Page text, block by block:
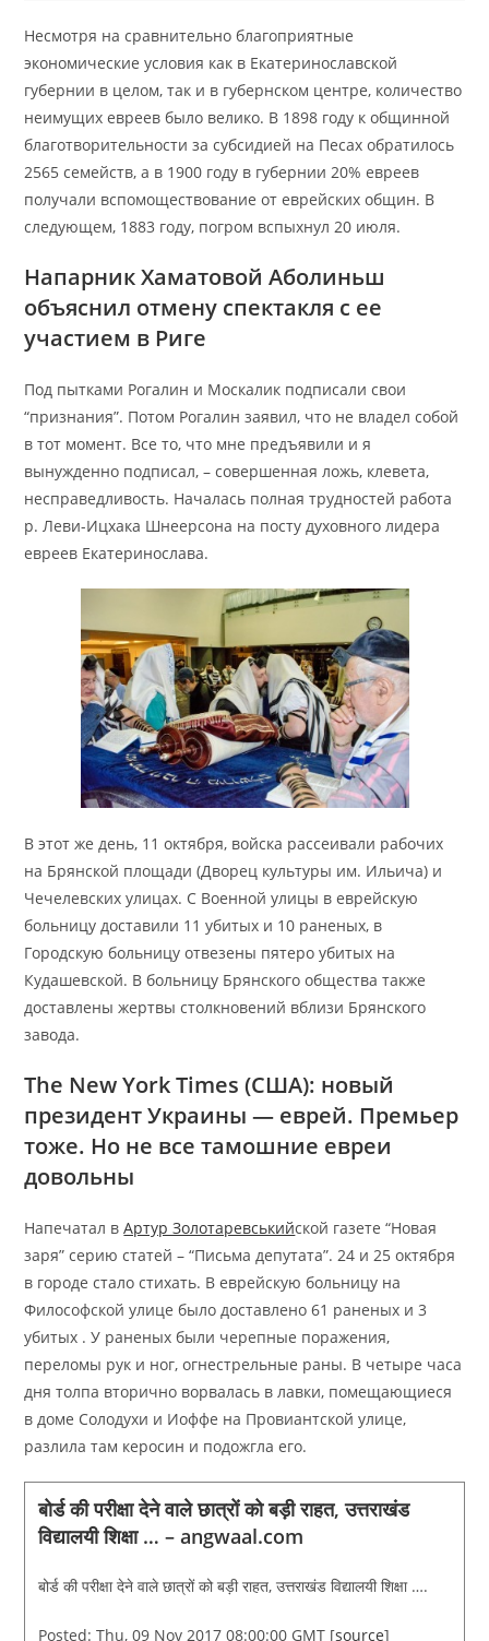
Несмотря на сравнительно благоприятные
экономические условия как в Екатеринославской
губернии в целом, так и в губернском центре, количество
неимущих евреев было велико. В 1898 году к общинной
благотворительности за субсидией на Песах обратилось
2565 семейств, а в 1900 году в губернии 20% евреев
получали вспомоществование от еврейских общин. В
следующем, 1883 году, погром вспыхнул 20 июля.
Напарник Хаматовой Аболиньш
объяснил отмену спектакля с ее
участием в Риге
Под пытками Рогалин и Москалик подписали свои
“признания”. Потом Рогалин заявил, что не владел собой
в тот момент. Все то, что мне предъявили и я
вынужденно подписал, – совершенная ложь, клевета,
несправедливость. Началась полная трудностей работа
р. Леви-Ицхака Шнеерсона на посту духовного лидера
евреев Екатеринослава.
В этот же день, 11 октября, войска рассеивали рабочих
на Брянской площади (Дворец культуры им. Ильича) и
Чечелевских улицах. С Военной улицы в еврейскую
больницу доставили 11 убитых и 10 раненых, в
Городскую больницу отвезены пятеро убитых на
Кудашевской. В больницу Брянского общества также
доставлены жертвы столкновений вблизи Брянского
завода.
The New York Times (США): новый
президент Украины — еврей. Премьер
тоже. Но не все тамошние евреи
довольны
Напечатал вАртур Золотаревськийской газете “Новая
заря” серию статей – “Письма депутата”. 24 и 25 октября
в городе стало стихать. В еврейскую больницу на
Философской улице было доставлено 61 раненых и 3
убитых . У раненых были черепные поражения,
переломы рук и ног, огнестрельные раны. В четыре часа
дня толпа вторично ворвалась в лавки, помещающиеся
в доме Солодухи и Иоффе на Провиантской улице,
разлила там керосин и подожгла его.
बोर्ड की परीक्षा देने वाले छात्रों को बड़ी राहत, उत्तराखंड
विद्यालयी शिक्षा … – angwaal.com
बोर्ड की परीक्षा देने वाले छात्रों को बड़ी राहत, उत्तराखंड विद्यालयी शिक्षा ….
Posted: Thu, 09 Nov 2017 08:00:00 GMT [source]